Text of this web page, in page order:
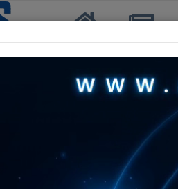
Inicio Noticias
Jugador